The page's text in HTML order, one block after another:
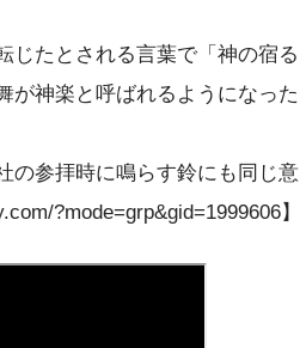
じたとされる言葉で「神の宿る
が神楽と呼ばれるようになった
の参拝時に鳴らす鈴にも同じ意
?mode=grp&gid=1999606】